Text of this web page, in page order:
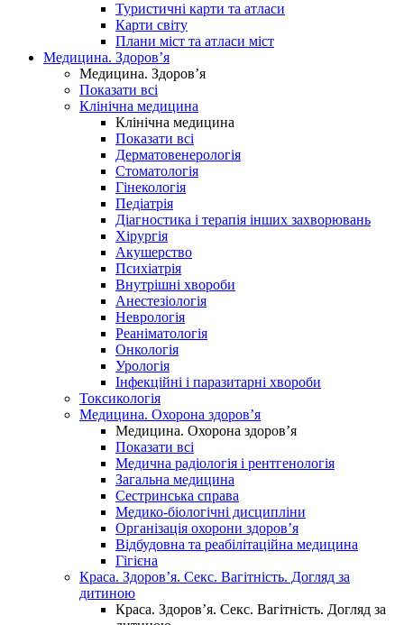
Туристичні карти та атласи
Карти світу
Плани міст та атласи міст
Медицина. Здоров’я
Медицина. Здоров’я
Показати всі
Клінічна медицина
Клінічна медицина
Показати всі
Дерматовенерологія
Стоматологія
Гінекологія
Педіатрія
Діагностика і терапія інших захворювань
Хірургія
Акушерство
Психіатрія
Внутрішні хвороби
Анестезіологія
Неврологія
Реаніматологія
Онкологія
Урологія
Інфекційні і паразитарні хвороби
Токсикологія
Медицина. Охорона здоров’я
Медицина. Охорона здоров’я
Показати всі
Медична радіологія і рентгенологія
Загальна медицина
Сестринська справа
Медико-біологічні дисципліни
Організація охорони здоров’я
Відбудовна та реабілітаційна медицина
Гігієна
Краса. Здоров’я. Секс. Вагітність. Догляд за
дитиною
Краса. Здоров’я. Секс. Вагітність. Догляд за